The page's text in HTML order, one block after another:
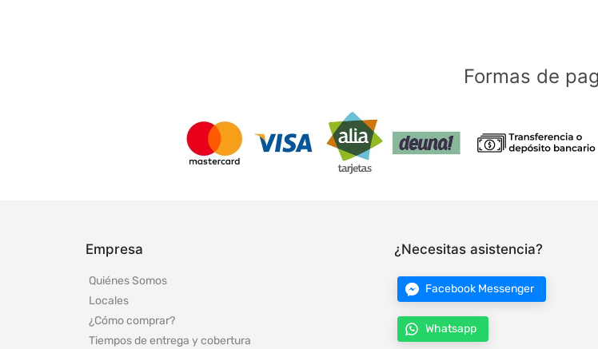
Formas de
Empresa
Quiénes Somos
Locales
¿Cómo comprar?
Tiempos de entrega y cobertura
¿Necesitas asistencia?
Facebook Messenger
Whatsapp